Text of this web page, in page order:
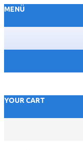
MENÜ
YOUR CART